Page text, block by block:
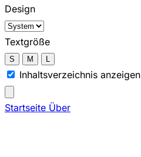
Design
Textgröße
S M L
Inhaltsverzeichnis anzeigen
Startseite Über